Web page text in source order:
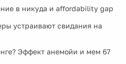
в никуда и affordability gap
устраивают свидания на
Эффект анемойи и мем 67